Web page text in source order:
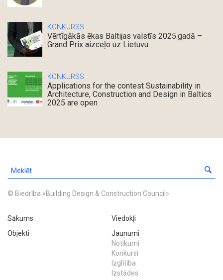
KONKURSS
Vērtīgākās ēkas Baltijas valstīs 2025.gadā –
Grand Prix aizceļo uz Lietuvu
KONKURSS
Applications for the contest Sustainability in
Architecture, Construction and Design in Baltics
2025 are open
© Biedrība «Building Design & Construction Council»
Sākums
Viedokļi
Objekti
Jaunumi
Notikumi
Konkursi
Izglītība
Izstādes